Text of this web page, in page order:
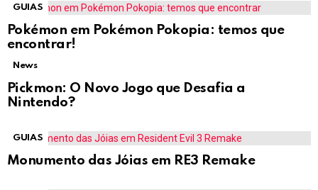
GUIAS
Pokémon em Pokémon Pokopia: temos que
encontrar!
News
Pickmon: O Novo Jogo que Desafia a
Nintendo?
GUIAS
Monumento das Jóias em RE3 Remake